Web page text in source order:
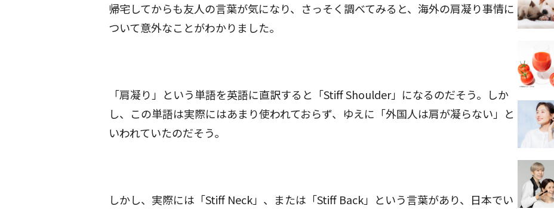
帰宅してからも友人の言葉が気になり、さっそく調べてみると、海外の肩凝り事情に
ついて意外なことがわかりました。
「肩凝り」という単語を英語に直訳すると「Stiff Shoulder」になるのだそう。しか
し、この単語は実際にはあまり使われておらず、ゆえに「外国人は肩が凝らない」と
いわれていたのだそう。
しかし、実際には「Stiff Neck」、または「Stiff Back」という言葉があり、日本でい